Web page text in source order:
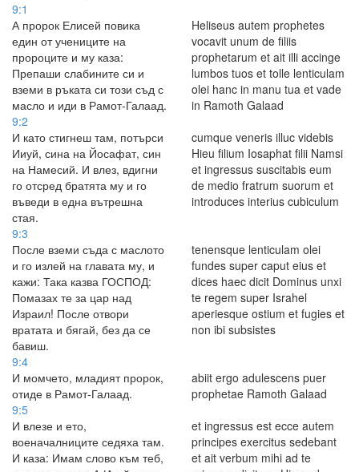
9:1
А пророк Елисей повика
един от учениците на
пророците и му каза:
Препаши слабините си и
вземи в ръката си този съд с
масло и иди в Рамот-Галаад.
Heliseus autem prophetes
vocavit unum de filiis
prophetarum et ait illi accinge
lumbos tuos et tolle lenticulam
olei hanc in manu tua et vade
in Ramoth Galaad
9:2
И като стигнеш там, потърси
Ииуй, сина на Йосафат, син
на Намесий. И влез, вдигни
го отсред братята му и го
въведи в една вътрешна
стая.
cumque veneris illuc videbis
Hieu filium Iosaphat filii Namsi
et ingressus suscitabis eum
de medio fratrum suorum et
introduces interius cubiculum
9:3
После вземи съда с маслото
и го излей на главата му, и
кажи: Така казва ГОСПОД:
Помазах те за цар над
Израил! После отвори
вратата и бягай, без да се
бавиш.
tenensque lenticulam olei
fundes super caput eius et
dices haec dicit Dominus unxi
te regem super Israhel
aperiesque ostium et fugies et
non ibi subsistes
9:4
И момчето, младият пророк,
отиде в Рамот-Галаад.
abiit ergo adulescens puer
prophetae Ramoth Galaad
9:5
И влезе и ето,
военачалниците седяха там.
И каза: Имам слово към теб,
et ingressus est ecce autem
principes exercitus sedebant
et ait verbum mihi ad te